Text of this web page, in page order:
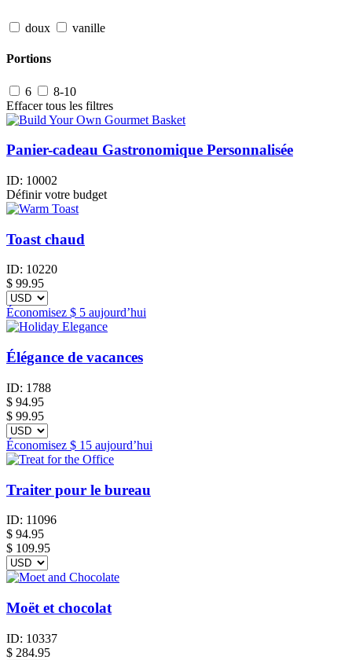
doux vanille
Portions
6
8-10
Effacer tous les filtres
Panier-cadeau Gastronomique Personnalisée
ID: 10002
Définir votre budget
Toast chaud
ID: 10220
$ 99.95
Économisez $ 5 aujourd’hui
Élégance de vacances
ID: 1788
$ 94.95
$ 99.95
Économisez $ 15 aujourd’hui
Traiter pour le bureau
ID: 11096
$ 94.95
$ 109.95
Moët et chocolat
ID: 10337
$ 284.95